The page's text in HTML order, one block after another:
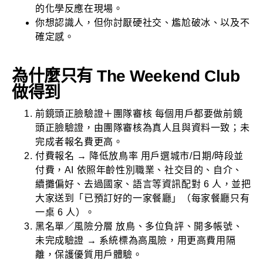
的化學反應在現場。
你想認識人，但你討厭硬社交、尷尬破冰、以及不
確定感。
為什麼只有 The Weekend Club
做得到
前鏡頭正臉驗證＋團隊審核 每個用戶都要做前鏡
頭正臉驗證，由團隊審核為真人且與資料一致；未
完成者報名費更高。
付費報名 → 降低放鳥率 用戶選城市/日期/時段並
付費，AI 依照年齡性別職業、社交目的、自介、
續攤偏好、去過國家、語言等資訊配對 6 人，並把
大家送到「已預訂好的一家餐廳」（每家餐廳只有
一桌 6 人）。
黑名單／風險分層 放鳥、多位負評、開多帳號、
未完成驗證 → 系統標為高風險，用更高費用隔
離，保護優質用戶體驗。